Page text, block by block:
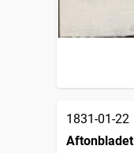
1831-01-22
Aftonbladet